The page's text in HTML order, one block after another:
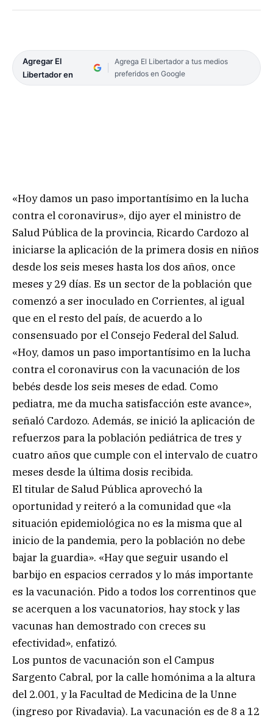
Agregar El
Libertador en
Agrega El Libertador a tus medios
preferidos en Google
«Hoy damos un paso importantísimo en la lucha
contra el coronavirus», dijo ayer el ministro de
Salud Pública de la provincia, Ricardo Cardozo al
iniciarse la aplicación de la primera dosis en niños
desde los seis meses hasta los dos años, once
meses y 29 días. Es un sector de la población que
comenzó a ser inoculado en Corrientes, al igual
que en el resto del país, de acuerdo a lo
consensuado por el Consejo Federal del Salud.
«Hoy, damos un paso importantísimo en la lucha
contra el coronavirus con la vacunación de los
bebés desde los seis meses de edad. Como
pediatra, me da mucha satisfacción este avance»,
señaló Cardozo. Además, se inició la aplicación de
refuerzos para la población pediátrica de tres y
cuatro años que cumple con el intervalo de cuatro
meses desde la última dosis recibida.
El titular de Salud Pública aprovechó la
oportunidad y reiteró a la comunidad que «la
situación epidemiológica no es la misma que al
inicio de la pandemia, pero la población no debe
bajar la guardia». «Hay que seguir usando el
barbijo en espacios cerrados y lo más importante
es la vacunación. Pido a todos los correntinos que
se acerquen a los vacunatorios, hay stock y las
vacunas han demostrado con creces su
efectividad», enfatizó.
Los puntos de vacunación son el Campus
Sargento Cabral, por la calle homónima a la altura
del 2.001, y la Facultad de Medicina de la Unne
(ingreso por Rivadavia). La vacunación es de 8 a 12